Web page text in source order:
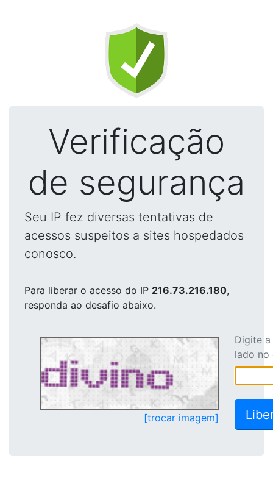
Verificação
de segurança
Seu IP fez diversas tentativas de
acessos suspeitos a sites hospedados
conosco.
Para liberar o acesso do IP 216.73.216.180,
responda ao desafio abaixo.
[trocar imagem]
Digite
lado no